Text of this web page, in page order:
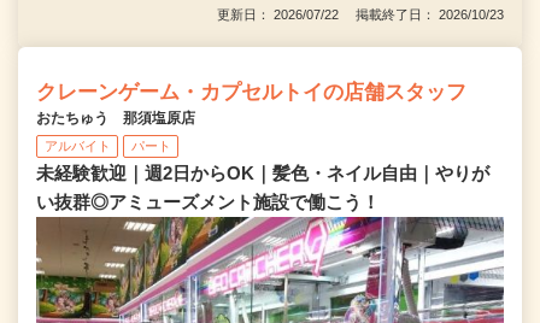
更新日： 2026/07/22 掲載終了日： 2026/10/23
クレーンゲーム・カプセルトイの店舗スタッフ
おたちゅう 那須塩原店
アルバイト パート
未経験歓迎｜週2日からOK｜髪色・ネイル自由｜やりが
い抜群◎アミューズメント施設で働こう！